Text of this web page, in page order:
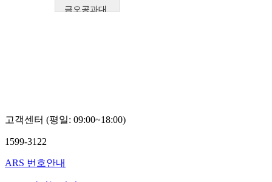
금오공과대
고객센터 (평일: 09:00~18:00)
1599-3122
ARS 번호안내